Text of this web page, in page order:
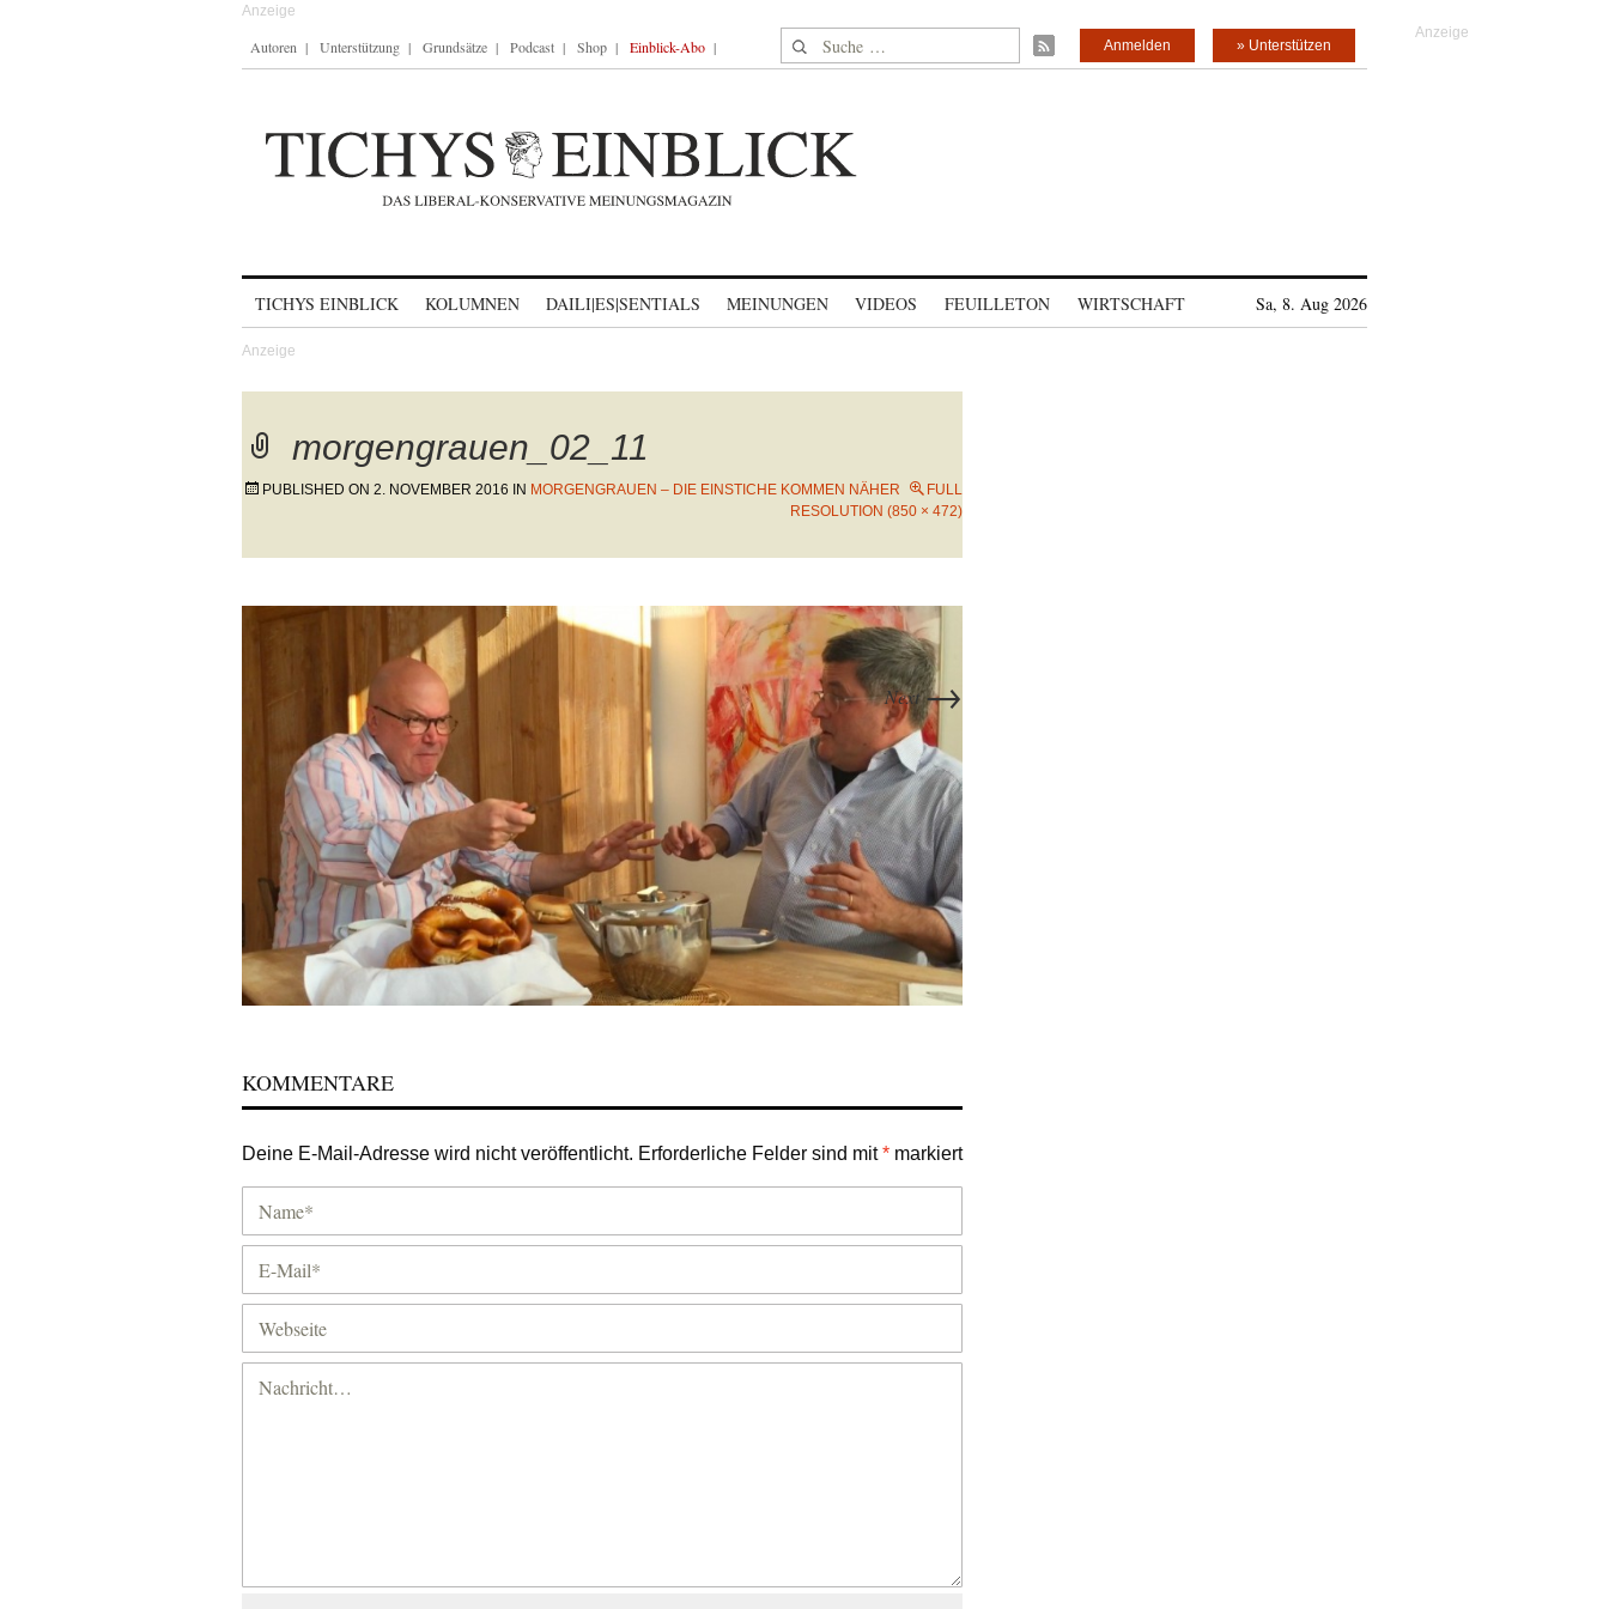
Autoren Unterstützung Grundsätze Podcast Shop Einblick-Abo Suche nach: » Unterstützen
Anmelden
TICHYS EINBLICK KOLUMNEN DAILI|ES|SENTIALS MEINUNGEN VIDEOS FEUILLETON WIRTSCHAFT Sa, 8. Aug 2026
morgengrauen_02_11
PUBLISHED ON 2. NOVEMBER 2016 IN MORGENGRAUEN – DIE EINSTICHE KOMMEN NÄHER
FULL
RESOLUTION (850 × 472)
Next→
KOMMENTARE
Deine E-Mail-Adresse wird nicht veröffentlicht. Erforderliche Felder sind mit* markiert